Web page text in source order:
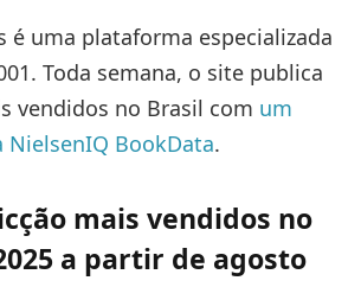
é uma plataforma especializada
Toda semana, o site publica
vendidos no Brasil com um
NielsenIQ BookData.
mais vendidos no
a partir de agosto